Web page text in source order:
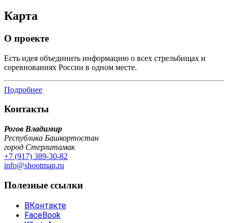
Карта
О проекте
Есть идея объединить информацию о всех стрельбищах и
соревнованиях России в одном месте.
Подробнее
Контакты
Рогов Владимир
Республика Башкортостан
город Стерлитамак
+7 (917) 389-30-82
info@shootmap.ru
Полезные ссылки
ВКонтакте
FaceBook